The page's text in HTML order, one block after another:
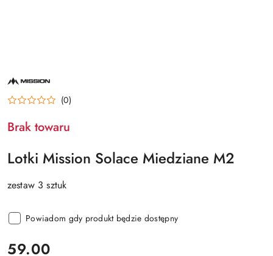
NAZWA
PRODUCENTA:
MISSION (0)
Brak towaru
Lotki Mission Solace Miedziane M2
zestaw 3 sztuk
Powiadom gdy produkt będzie dostępny
cena:
59.00